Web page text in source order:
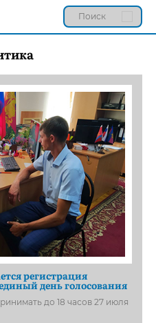
регистрация
день голосования
до 18 часов 27 июля